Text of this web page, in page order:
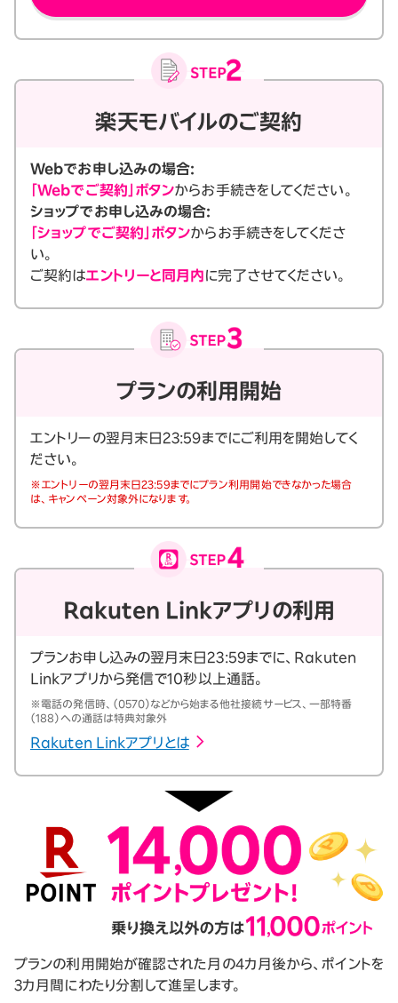
楽天モバイルのご契約
Webでお申し込みの場合:
「Webでご契約」ボタンからお手続きをしてください。
ショップでお申し込みの場合:
「ショップでご契約」ボタンからお手続きをしてくださ
い。
ご契約はエントリーと同月内に完了させてください。
プランの利用開始
エントリーの翌月末日23:59までにご利用を開始してく
ださい。
※エントリーの翌月末日23:59までにプラン利用開始できなかった場合
は、キャンペーン対象外になります。
Rakuten Linkアプリの利用
プランお申し込みの翌月末日23:59までに、Rakuten
Linkアプリから発信で10秒以上通話。
※電話の発信時、（0570）などから始まる他社接続サービス、一部特番
（188）への通話は特典対象外
Rakuten Linkアプリとは
プランの利用開始が確認された月の4カ月後から、ポイントを
3カ月間にわたり分割して進呈します。